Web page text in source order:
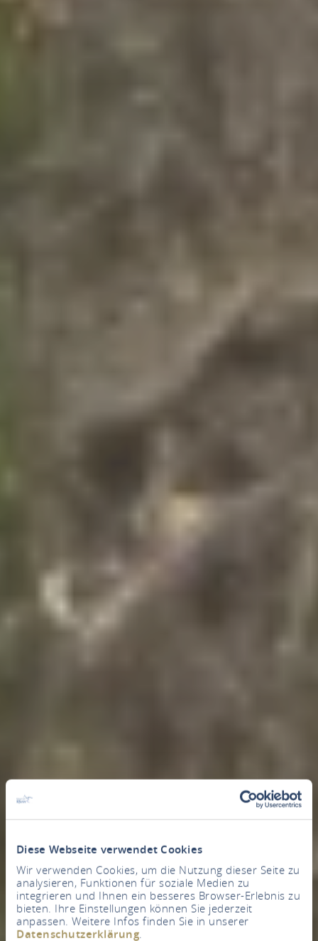
Diese Webseite verwendet Cookies
Wir verwenden Cookies, um die Nutzung dieser Seite zu
analysieren, Funktionen für soziale Medien zu
integrieren und Ihnen ein besseres Browser-Erlebnis zu
bieten. Ihre Einstellungen können Sie jederzeit
anpassen. Weitere Infos finden Sie in unserer
Datenschutzerklärung.